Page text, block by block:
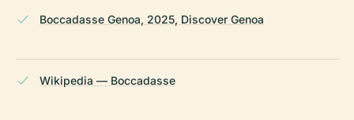
Boccadasse Genoa, 2025, Discover Genoa
Wikipedia — Boccadasse